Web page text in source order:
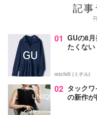
記
01 GUの8
たくな
michill (ミチル)
02 タック
の新作